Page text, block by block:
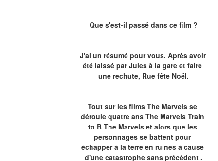
Que s'est-il passé dans ce film ?
J'ai un résumé pour vous. Après avoir
été laissé par Jules à la gare et faire
une rechute, Rue fête Noël.
Tout sur les films The Marvels se
déroule quatre ans The Marvels Train
to B The Marvels et alors que les
personnages se battent pour
échapper à la terre en ruines à cause
d'une catastrophe sans précédent .